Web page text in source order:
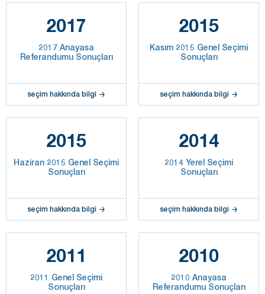
2017
2017 Anayasa
Referandumu Sonuçları
seçim hakkında bilgi
2015
Kasım 2015 Genel Seçimi
Sonuçları
seçim hakkında bilgi
2015
Haziran 2015 Genel Seçimi
Sonuçları
seçim hakkında bilgi
2014
2014 Yerel Seçimi
Sonuçları
seçim hakkında bilgi
2011
2011 Genel Seçimi
Sonuçları
2010
2010 Anayasa
Referandumu Sonuçları